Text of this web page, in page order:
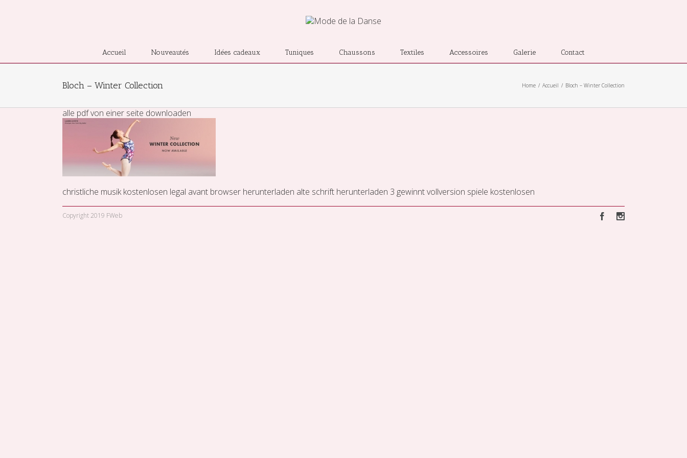
Accueil Nouveautés Idées cadeaux Tuniques Chaussons Textiles Accessoires Galerie Contact
Bloch – Winter Collection Home Accueil Bloch – Winter Collection
alle pdf von einer seite downloaden
christliche musik kostenlosen legal avant browser herunterladen alte schrift herunterladen 3 gewinnt vollversion spiele kostenlosen
Copyright 2019 FWeb